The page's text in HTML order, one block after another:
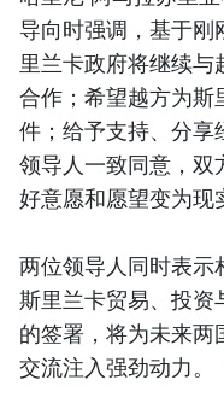
导向时强调，基于刚
里兰卡政府将继续
合作；希望越方为斯
件；给予支持、分享
领导人一致同意，双
好意愿和愿望变为现
两位领导人同时表示
斯里兰卡贸易、投资
的签署，将为未来
交流注入强劲动力。